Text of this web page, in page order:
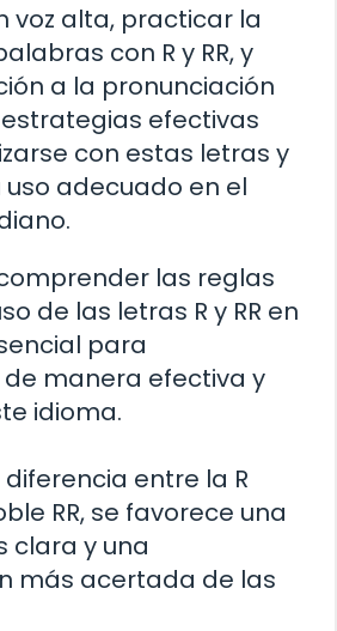
voz alta, practicar la
con R y RR, y
a la pronunciación
efectivas
con estas letras y
adecuado en el
las reglas
de las letras R y RR en
para
manera efectiva y
idioma.
entre la R
RR, se favorece una
clara y una
más acertada de las